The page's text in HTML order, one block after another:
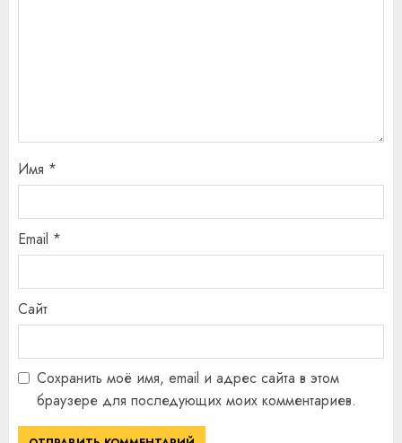
Имя *
Email *
Сайт
Сохранить моё имя, email и адрес сайта в этом
браузере для последующих моих комментариев.